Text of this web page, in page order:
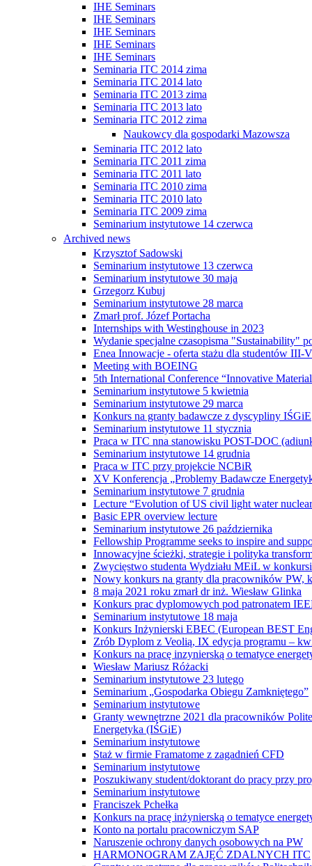
IHE Seminars
IHE Seminars
IHE Seminars
IHE Seminars
IHE Seminars
Seminaria ITC 2014 zima
Seminaria ITC 2014 lato
Seminaria ITC 2013 zima
Seminaria ITC 2013 lato
Seminaria ITC 2012 zima
Naukowcy dla gospodarki Mazowsza
Seminaria ITC 2012 lato
Seminaria ITC 2011 zima
Seminaria ITC 2011 lato
Seminaria ITC 2010 zima
Seminaria ITC 2010 lato
Seminaria ITC 2009 zima
Seminarium instytutowe 14 czerwca
Archived news
Krzysztof Sadowski
Seminarium instytutowe 13 czerwca
Seminarium instytutowe 30 maja
Grzegorz Kubuj
Seminarium instytutowe 28 marca
Zmarł prof. Józef Portacha
Internships with Westinghouse in 2023
Wydanie specjalne czasopisma "Sustainability"
Enea Innowacje - oferta stażu dla studentów III-
Meeting with BOEING
5th International Conference “Innovative
Seminarium instytutowe 5 kwietnia
Seminarium instytutowe 29 marca
Konkurs na granty badawcze z dyscypliny IŚGiE
Seminarium instytutowe 11 stycznia
Praca w ITC nna stanowisku POST-DOC
Seminarium instytutowe 14 grudnia
Praca w ITC przy projekcie NCBiR
XV Konferencja „Problemy Badawcze
Seminarium instytutowe 7 grudnia
Lecture “Evolution of US civil light water
Basic EPR overview lecture
Seminarium instytutowe 26 października
Fellowship Programme seeks to inspire and
Innowacyjne ścieżki, strategie i polityka
Zwycięstwo studenta Wydziału MEiL w
Nowy konkurs na granty dla pracowników PW,
8 maja 2021 roku zmarł dr inż. Wiesław Glinka
Konkurs prac dyplomowych pod patronatem
Seminarium instytutowe 18 maja
Konkurs Inżynierski EBEC (European BEST
Zrób Dyplom z Veolią, IX edycja programu –
Konkurs na pracę inzynierską o tematyce
Wiesław Mariusz Różacki
Seminarium instytutowe 23 lutego
Seminarium „Gospodarka Obiegu Zamkniętego”
Seminarium instytutowe
Granty wewnętrzne 2021 dla pracowników
Energetyka (IŚGiE)
Seminarium instytutowe
Staż w firmie Framatome z zagadnień CFD
Seminarium instytutowe
Poszukiwany student/doktorant do pracy przy
Seminarium instytutowe
Franciszek Pchełka
Konkurs na pracę inżynierską o tematyce
Konto na portalu pracowniczym SAP
Naruszenie ochrony danych osobowych na PW
HARMONOGRAM ZAJĘĆ ZDALNYCH ITC